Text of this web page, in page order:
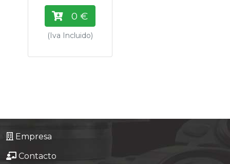
Empresa
Contacto
0 €
(Iva Incluido)
Empresa
Contacto